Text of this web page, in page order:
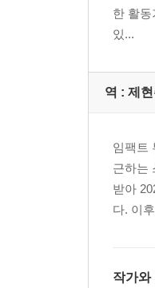
정치적 의지
8장 도시의
빼앗긴 자들
열린 생활
한 활
있...
역 : 제
임팩트
근하는
받아
다. 이
작가와